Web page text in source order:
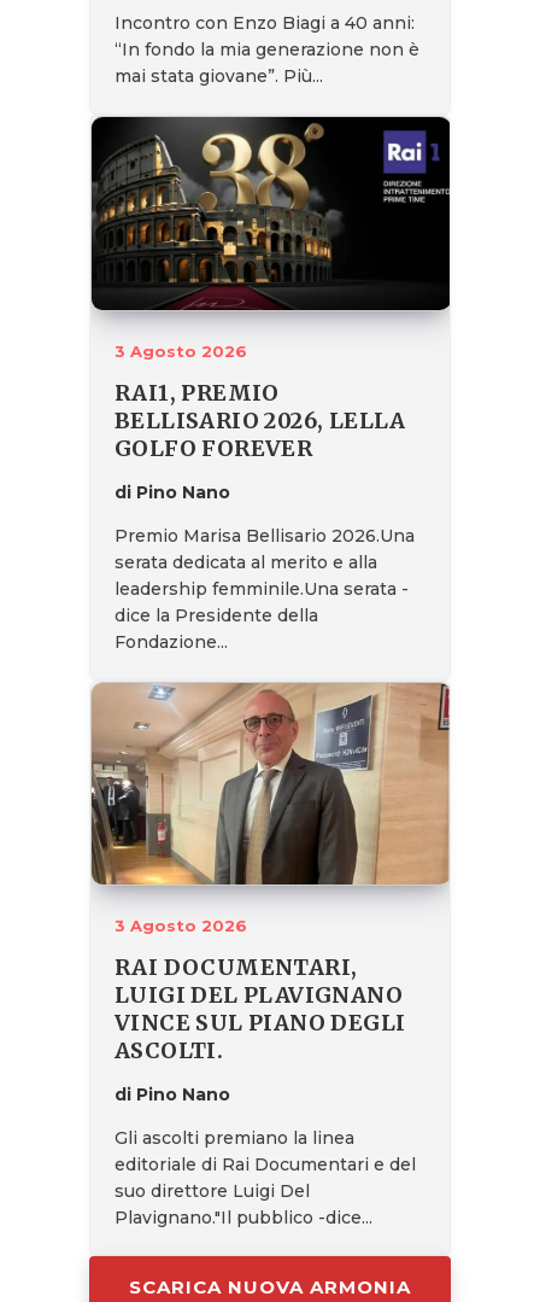
Incontro con Enzo Biagi a 40 anni:
“In fondo la mia generazione non è
mai stata giovane”. Più...
3 Agosto 2026
RAI1, PREMIO
BELLISARIO 2026, LELLA
GOLFO FOREVER
di Pino Nano
Premio Marisa Bellisario 2026.Una
serata dedicata al merito e alla
leadership femminile.Una serata -
dice la Presidente della
Fondazione...
3 Agosto 2026
RAI DOCUMENTARI,
LUIGI DEL PLAVIGNANO
VINCE SUL PIANO DEGLI
ASCOLTI.
di Pino Nano
Gli ascolti premiano la linea
editoriale di Rai Documentari e del
suo direttore Luigi Del
Plavignano."Il pubblico -dice...
SCARICA NUOVA ARMONIA